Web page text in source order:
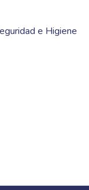
e Higiene